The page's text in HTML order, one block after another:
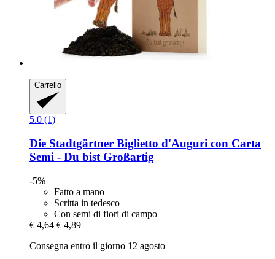
Carrello
5.0 (1)
Die Stadtgärtner Biglietto d'Auguri con Carta
Semi -​ Du bist Großartig
-5%
Fatto a mano
Scritta in tedesco
Con semi di fiori di campo
€ 4,64 € 4,89
Consegna entro il giorno 12 agosto